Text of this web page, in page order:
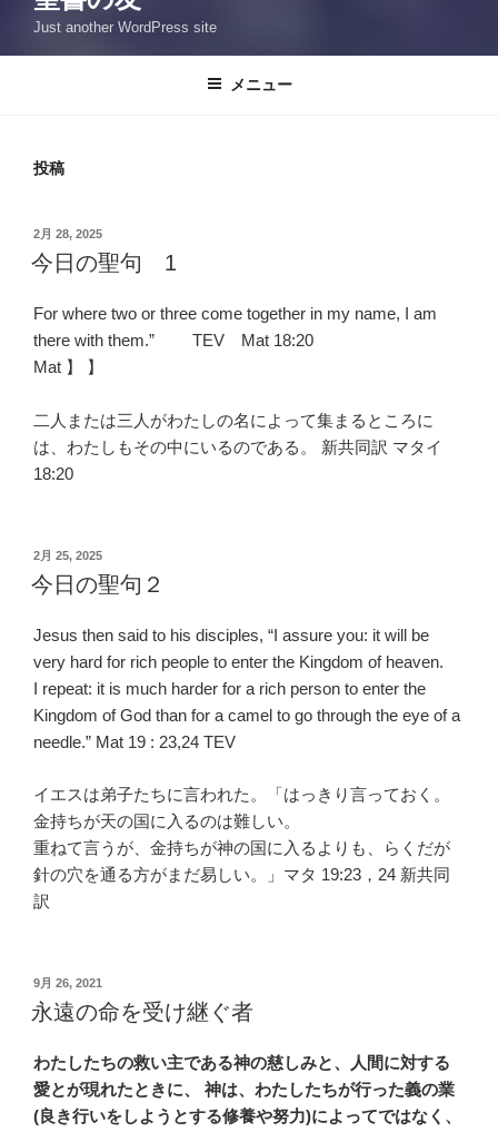
Just another WordPress site
メニュー
投稿
投
稿
日:
2月 28, 2025
今日の聖句 1
For where two or three come together in my name, I am
there with them.” TEV Mat 18:20
Mat 】 】
二人または三人がわたしの名によって集まるところに
は、わたしもその中にいるのである。 新共同訳 マタイ
18:20
投
稿
日:
2月 25, 2025
今日の聖句２
Jesus then said to his disciples, “I assure you: it will be
very hard for rich people to enter the Kingdom of heaven.
I repeat: it is much harder for a rich person to enter the
Kingdom of God than for a camel to go through the eye of a
needle.” Mat 19 : 23,24 TEV
イエスは弟子たちに言われた。「はっきり言っておく。
金持ちが天の国に入るのは難しい。
重ねて言うが、金持ちが神の国に入るよりも、らくだが
針の穴を通る方がまだ易しい。」マタ 19:23，24 新共同
訳
投
稿
日:
9月 26, 2021
永遠の命を受け継ぐ者
わたしたちの救い主である神の慈しみと、人間に対する
愛とが現れたときに、 神は、わたしたちが行った義の業
(良き行いをしようとする修養や努力)によってではなく、